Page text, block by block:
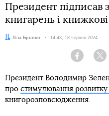
Президент підписав
книгарень і
Автор:
Ліза Бровко Дата:
14:43, 18 червня 2024
Facebook
Президент Володимир
про стимулювання розвитку
книгорозповсюдження.